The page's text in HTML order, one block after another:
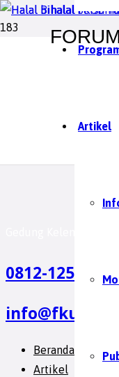
Artikel
Halal
0812-1255-
Beranda
Artikel